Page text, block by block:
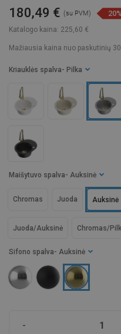
Katalogo kaina: 225,60 €
180,49 € (su PVM)
Mažiausia kaina nuo paskutinių
Sifono spalva - Auksinė
Kriauklės spalva - Pilka
Maišytuvo spalva - Auksinė
Juoda
Chromas Auksinė
Chromas/
Juoda/Auksinė
-